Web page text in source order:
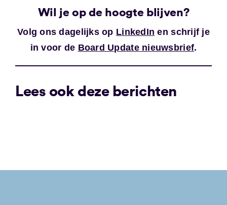
Wil je op de hoogte blijven?
Volg ons dagelijks op LinkedIn en schrijf je
in voor de Board Update nieuwsbrief.
Lees ook deze berichten